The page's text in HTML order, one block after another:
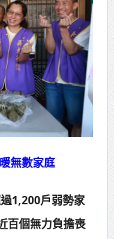
長陳其
共同揭幕
中小學書
喊推陳其
無數家庭
1,200戶弱勢家
百個無力負擔喪